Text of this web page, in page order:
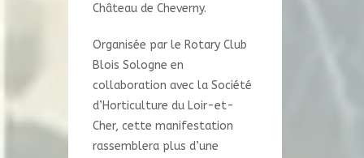
Château de Cheverny.
Organisée par le Rotary Club
Blois Sologne en
collaboration avec la Société
d’Horticulture du Loir-et-
Cher, cette manifestation
rassemblera plus d’une